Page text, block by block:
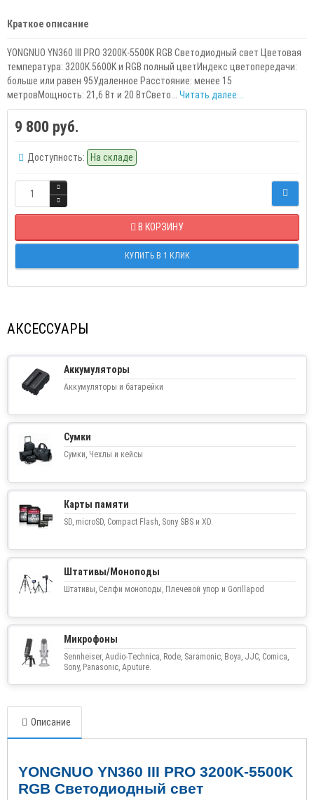
Краткое описание
YONGNUO YN360 III PRO 3200K-5500K RGB Светодиодный свет Цветовая
температура: 3200K.5600K и RGB полный цветИндекс цветопередачи:
больше или равен 95Удаленное Расстояние: менее 15
метровМощность: 21,6 Вт и 20 ВтСвето... Читать далее...
9 800 руб.
Доступность: На складе
В КОРЗИНУ
КУПИТЬ В 1 КЛИК
АКСЕССУАРЫ
Аккумуляторы
Аккумуляторы и батарейки
Сумки
Сумки, Чехлы и кейсы
Карты памяти
SD, microSD, Compact Flash, Sony SBS и XD.
Штативы/Моноподы
Штативы, Селфи моноподы, Плечевой упор и Gorillapod
Микрофоны
Sennheiser, Audio-Technica, Rode, Saramonic, Boya, JJC, Comica,
Sony, Panasonic, Aputure.
Описание
YONGNUO YN360 III PRO 3200K-5500K
RGB Светодиодный свет